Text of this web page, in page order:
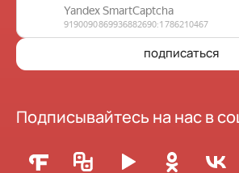
подписаться
Подписывайтесь на нас в